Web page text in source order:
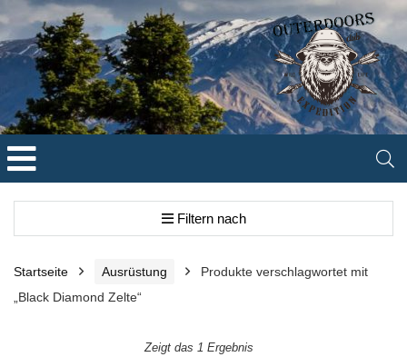
Filtern nach
Startseite Ausrüstung
Produkte verschlagwortet mit
„Black Diamond Zelte“
Zeigt das 1 Ergebnis